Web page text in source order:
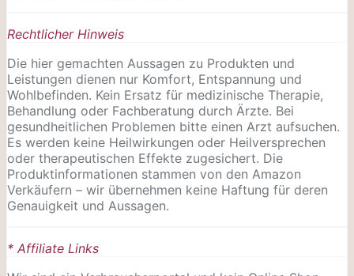
Rechtlicher Hinweis
Die hier gemachten Aussagen zu Produkten und
Leistungen dienen nur Komfort, Entspannung und
Wohlbefinden. Kein Ersatz für medizinische Therapie,
Behandlung oder Fachberatung durch Ärzte. Bei
gesundheitlichen Problemen bitte einen Arzt aufsuchen.
Es werden keine Heilwirkungen oder Heilversprechen
oder therapeutischen Effekte zugesichert. Die
Produktinformationen stammen von den Amazon
Verkäufern – wir übernehmen keine Haftung für deren
Genauigkeit und Aussagen.
* Affiliate Links